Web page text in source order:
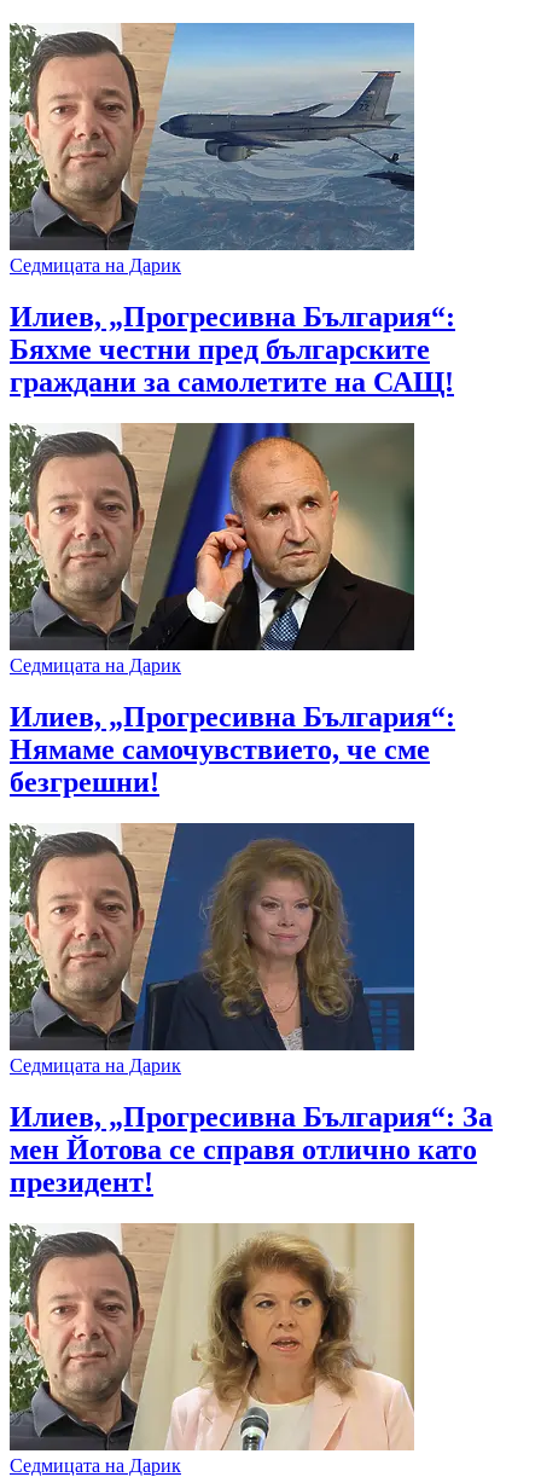
Седмицата на Дарик
Илиев, „Прогресивна България“:
Бяхме честни пред българските
граждани за самолетите на САЩ!
Седмицата на Дарик
Илиев, „Прогресивна България“:
Нямаме самочувствието, че сме
безгрешни!
Седмицата на Дарик
Илиев, „Прогресивна България“: За
мен Йотова се справя отлично като
президент!
Седмицата на Дарик